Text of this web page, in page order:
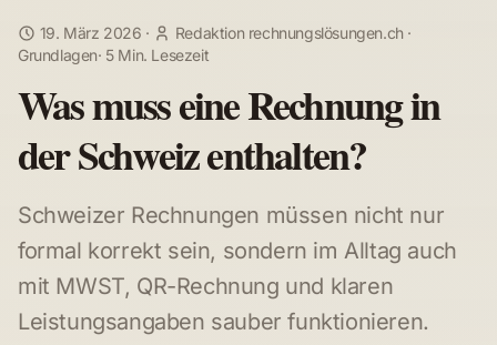
19. März 2026 · Redaktion rechnungslösungen.ch·
Grundlagen· 5 Min. Lesezeit
Was muss eine Rechnung in
der Schweiz enthalten?
Schweizer Rechnungen müssen nicht nur
formal korrekt sein, sondern im Alltag auch
mit MWST, QR-Rechnung und klaren
Leistungsangaben sauber funktionieren.